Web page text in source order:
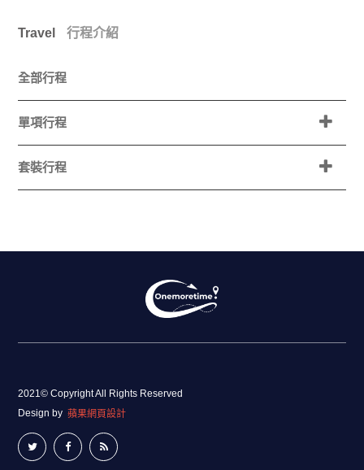
Travel 行程介紹
全部行程
單項行程
套裝行程
2021© Copyright All Rights Reserved
Design by 蘋果網頁設計